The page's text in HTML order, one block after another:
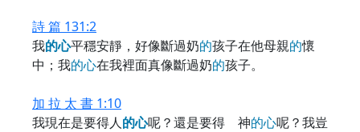
詩 篇 131:2
我的心平穩安靜，好像斷過奶的孩子在他母親的懷
中；我的心在我裡面真像斷過奶的孩子。
加 拉 太 書 1:10
我現在是要得人的心呢？還是要得 神的心呢？我豈